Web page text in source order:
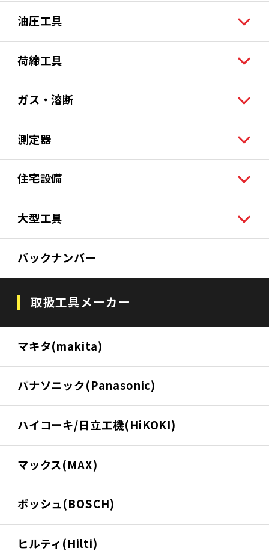
油圧工具
荷締工具
ガス・溶断
測定器
住宅設備
大型工具
バックナンバー
取扱工具メーカー
マキタ(makita)
パナソニック(Panasonic)
ハイコーキ/日立工機(HiKOKI)
マックス(MAX)
ボッシュ(BOSCH)
ヒルティ(Hilti)